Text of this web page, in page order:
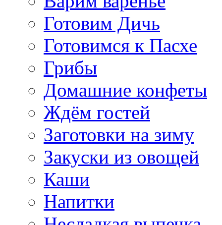
Готовим Дичь
Готовимся к Пасхе
Грибы
Домашние конфеты
Ждём гостей
Заготовки на зиму
Закуски из овощей
Каши
Напитки